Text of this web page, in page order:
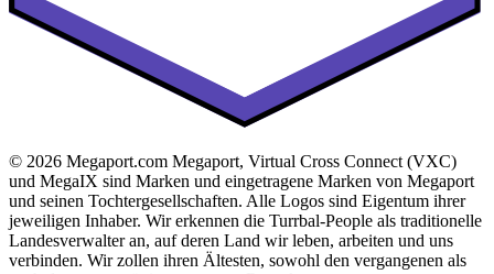
© 2026 Megaport.com Megaport, Virtual Cross Connect (VXC)
und MegaIX sind Marken und eingetragene Marken von Megaport
und seinen Tochtergesellschaften. Alle Logos sind Eigentum ihrer
jeweiligen Inhaber. Wir erkennen die Turrbal-People als traditionelle
Landesverwalter an, auf deren Land wir leben, arbeiten und uns
verbinden. Wir zollen ihren Ältesten, sowohl den vergangenen als